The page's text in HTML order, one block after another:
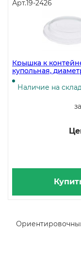
Арт.19-2426
Крышка к
купольная,
ПЭТ, прозрачная,
(контейнер 19-
Наличие на